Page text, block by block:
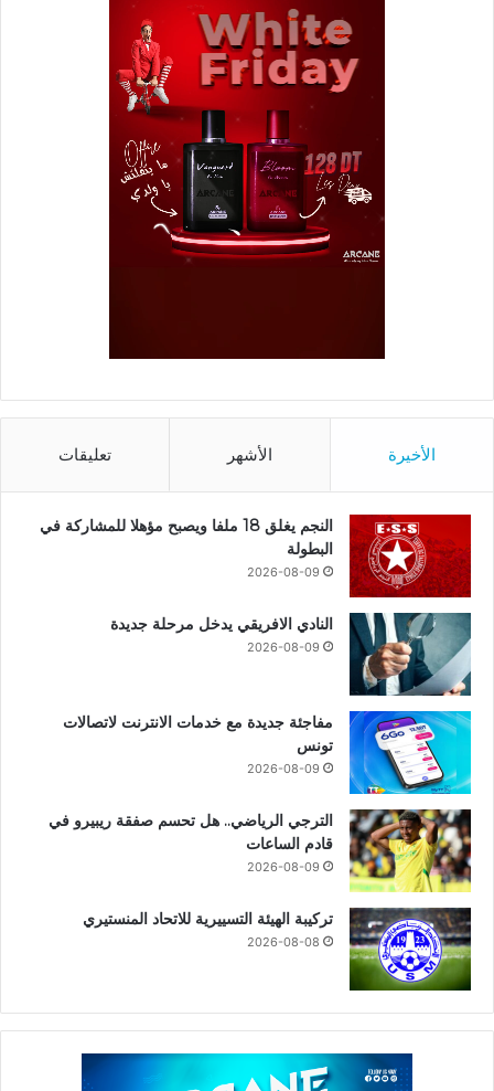
الأخيرة الأشهر تعليقات
النجم يغلق 18 ملفا ويصبح مؤهلا للمشاركة في
البطولة
2026-08-09
النادي الافريقي يدخل مرحلة جديدة
2026-08-09
مفاجئة جديدة مع خدمات الانترنت لاتصالات
تونس
2026-08-09
الترجي الرياضي.. هل تحسم صفقة ريبيرو في
قادم الساعات
2026-08-09
تركيبة الهيئة التسييرية للاتحاد المنستيري
2026-08-08